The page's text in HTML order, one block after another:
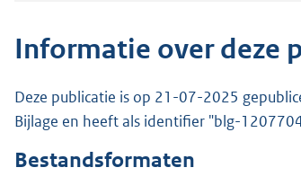
Informatie over deze
Deze publicatie is op 21-07-2025
Bijlage en heeft als identifier "blg-
Bestandsformaten